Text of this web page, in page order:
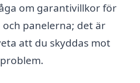
om garantivillkor för
panelerna; det är
att du skyddas mot